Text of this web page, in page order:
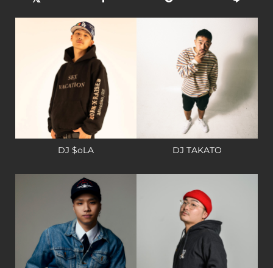
DJ $oLA DJ TAKATO